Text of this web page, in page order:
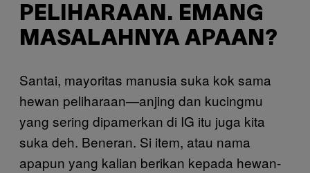
PELIHARAAN. EMANG
MASALAHNYA APAAN?
Santai, mayoritas manusia suka kok sama
hewan peliharaan—anjing dan kucingmu
yang sering dipamerkan di IG itu juga kita
suka deh. Beneran. Si item, atau nama
apapun yang kalian berikan kepada hewan-